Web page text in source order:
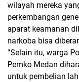
wilayah mereka
perkembangan
aparat keamanan
narkoba bisa
“Selain itu, warga
Pemko Medan
untuk pembelian